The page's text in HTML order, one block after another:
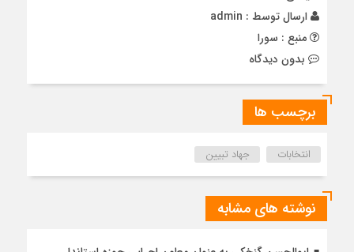
ارسال توسط : admin
منبع : سورا
بدون دیدگاه
برچسب ها
انتخابات جهاد تبیین
نوشته های مشابه